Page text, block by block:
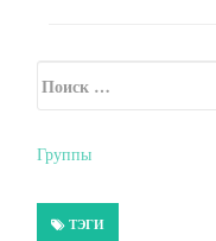
Secondary Sidebar
Группы
ТЭГИ